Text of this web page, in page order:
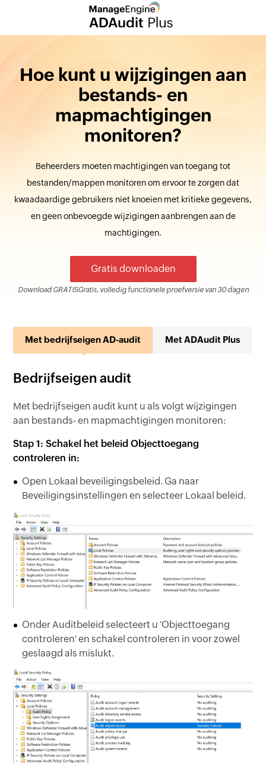
Hoe kunt u wijzigingen aan
bestands- en
mapmachtigingen
monitoren?
Beheerders moeten machtigingen van toegang tot
bestanden/mappen monitoren om ervoor te zorgen dat
kwaadaardige gebruikers niet knoeien met kritieke gegevens,
en geen onbevoegde wijzigingen aanbrengen aan de
machtigingen.
Gratis downloaden
Download GRATISGratis, volledig functionele proefversie van 30 dagen
Met bedrijfseigen AD-audit Met ADAudit Plus
Bedrijfseigen audit
Met bedrijfseigen audit kunt u als volgt wijzigingen
aan bestands- en mapmachtigingen monitoren:
Stap 1: Schakel het beleid Objecttoegang
controleren in:
Open Lokaal beveiligingsbeleid. Ga naar
Beveiligingsinstellingen en selecteer Lokaal beleid.
Onder Auditbeleid selecteert u 'Objecttoegang
controleren' en schakel controleren in voor zowel
geslaagd als mislukt.